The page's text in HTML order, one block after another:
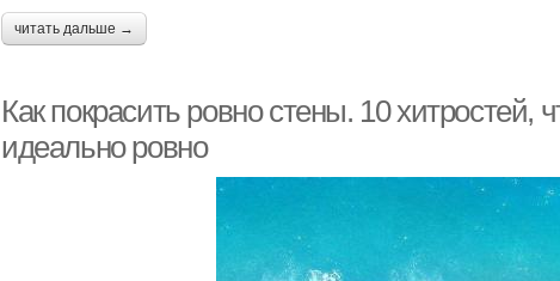
читать дальше →
Как покрасить ровно стены. 10 хитростей,
идеально ровно